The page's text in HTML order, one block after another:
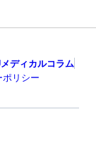
ディカルコラム
リシー